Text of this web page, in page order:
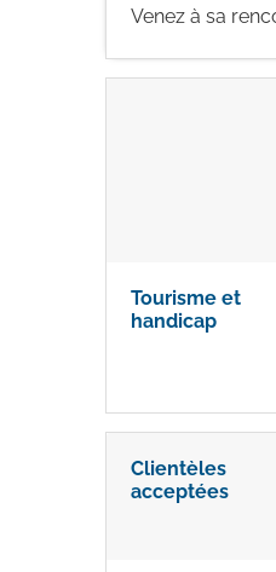
Venez à sa
Tourisme et
handicap
Clientèles
acceptées